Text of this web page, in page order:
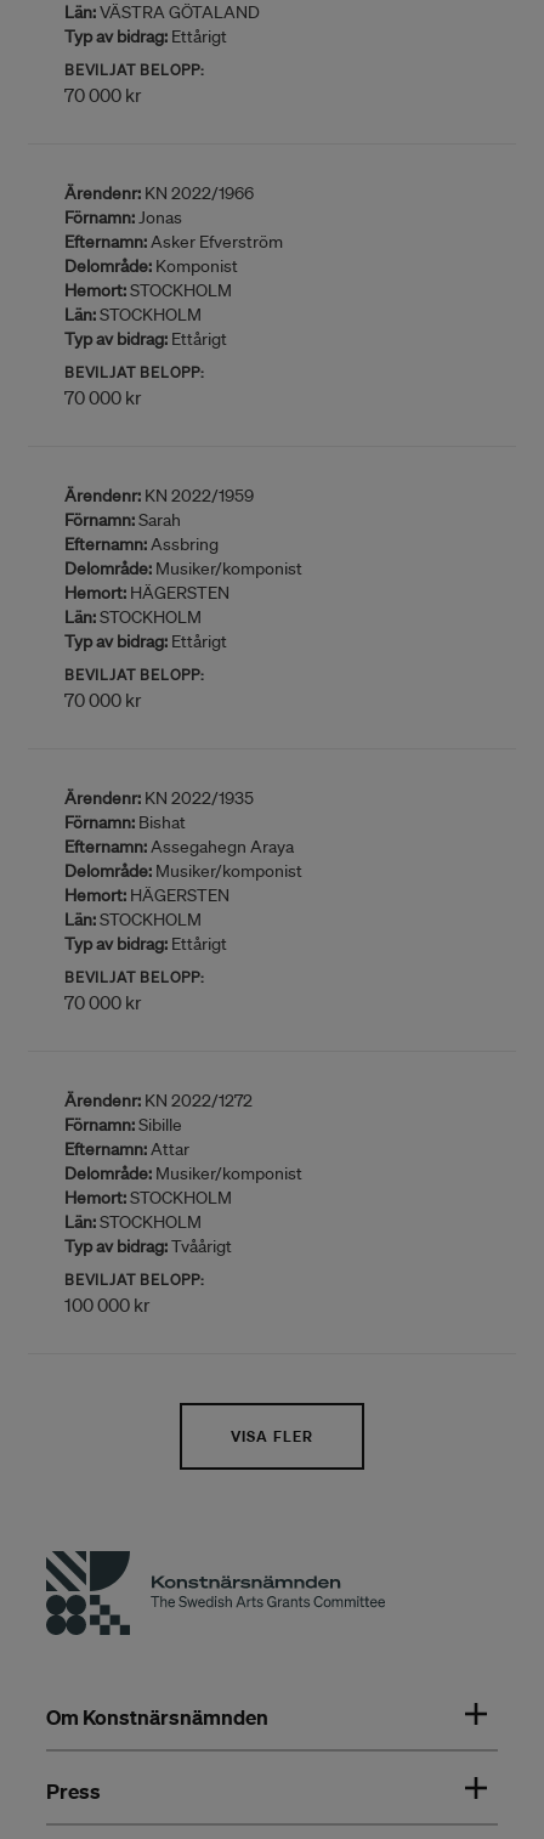
Län:VÄSTRA GÖTALAND
Typ av bidrag: Ettårigt
BEVILJAT BELOPP:
70 000 kr
Ärendenr: KN 2022/1966
Förnamn:Jonas
Efternamn:Asker Efverström
Delområde: Komponist
Hemort:STOCKHOLM
Län:STOCKHOLM
Typ av bidrag: Ettårigt
BEVILJAT BELOPP:
70 000 kr
Ärendenr: KN 2022/1959
Förnamn:Sarah
Efternamn:Assbring
Delområde: Musiker/komponist
Hemort: HÄGERSTEN
Län:STOCKHOLM
Typ av bidrag: Ettårigt
BEVILJAT BELOPP:
70 000 kr
Ärendenr: KN 2022/1935
Förnamn: Bishat
Efternamn:Assegahegn Araya
Delområde: Musiker/komponist
Hemort: HÄGERSTEN
Län:STOCKHOLM
Typ av bidrag: Ettårigt
BEVILJAT BELOPP:
70 000 kr
Ärendenr: KN 2022/1272
Förnamn:Sibille
Efternamn:Attar
Delområde: Musiker/komponist
Hemort:STOCKHOLM
Län:STOCKHOLM
Typ av bidrag:Tvåårigt
BEVILJAT BELOPP:
100 000 kr
VISA FLER
Om Konstnärsnämnden
Press